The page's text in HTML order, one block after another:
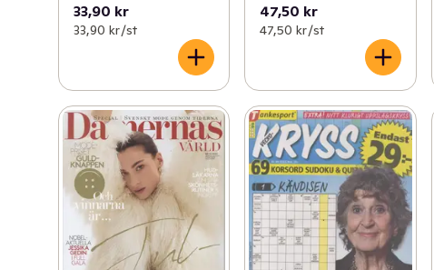
33,90 kr
33,90 kr /st
47,50 kr
47,50 kr /st